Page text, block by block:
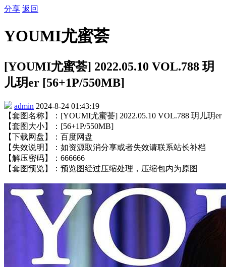
分享 返回
YOUMI尤蜜荟
[YOUMI尤蜜荟] 2022.05.10 VOL.788 玥
儿玥er [56+1P/550MB]
admin 2024-8-24 01:43:19
【套图名称】：[YOUMI尤蜜荟] 2022.05.10 VOL.788 玥儿玥er
【套图大小】：[56+1P/550MB]
【下载网盘】：百度网盘
【失效说明】：如资源取消分享或者失效请联系站长补档
【解压密码】：666666
【套图预览】：预览图经过压缩处理，压缩包内为原图